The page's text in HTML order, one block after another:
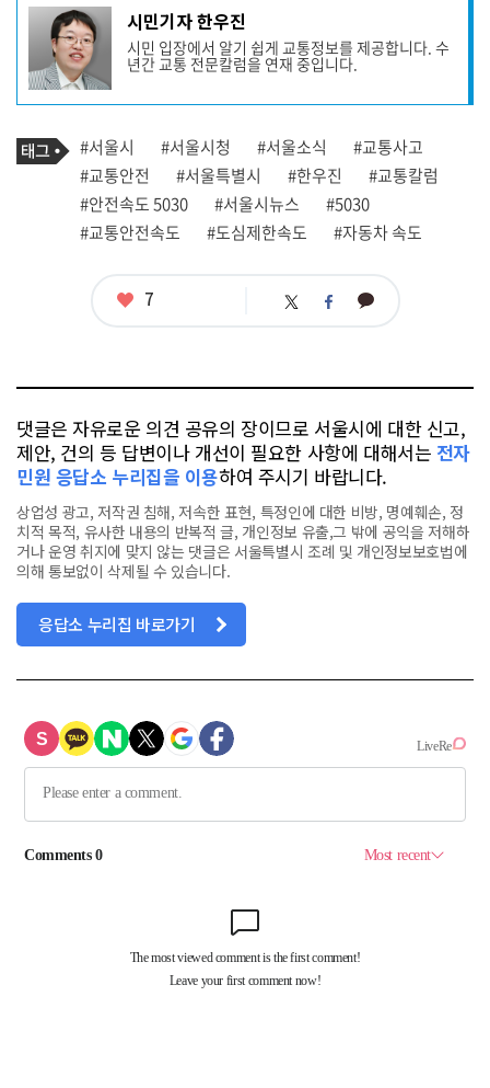
기
사
성
자
프
필
시민기자 한우진
시민 입장에서 알기 쉽게 교통정보를 제공합니다. 수
년간 교통 전문칼럼을 연재 중입니다.
기
사
관
련
태
그
태
그
#서울시 #서울시청 #서울소식
#교통사고
#교통안전
#서울특별시 #한우진
#교통칼럼
#안전속도 5030
#서울시뉴스
#5030
#교통안전속도
#도심제한속도 #자동차 속도
좋
7 트 페 카
댓글은 자유로운 의견 공유의 장이므로 서울시에 대한 신고,
제안, 건의 등 답변이나 개선이 필요한 사항에 대해서는 전자
민원 응답소 누리집을 이용하여 주시기 바랍니다.
상업성 광고, 저작권 침해, 저속한 표현, 특정인에 대한 비방, 명예훼손, 정
치적 목적, 유사한 내용의 반복적 글, 개인정보 유출,그 밖에 공익을 저해하
거나 운영 취지에 맞지 않는 댓글은 서울특별시 조례 및 개인정보보호법에
의해 통보없이 삭제될 수 있습니다.
응답소 누리집 바로가기